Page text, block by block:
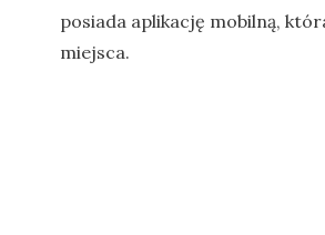
posiada aplikację mobilną,
miejsca.